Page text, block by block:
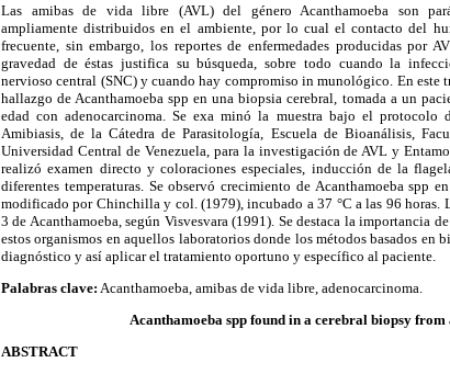
Las amibas de vida libre (AVL) del género Acanthamoeba son
ampliamente distribuidos en el ambiente, por lo cual el contacto del
frecuente, sin embargo, los reportes de enfermedades producidas por
gravedad de éstas justifica su búsqueda, sobre todo cuando la
nervioso central (SNC) y cuando hay compromiso in munológico. En este
hallazgo de Acanthamoeba spp en una biopsia cerebral, tomada a un
edad con adenocarcinoma. Se exa minó la muestra bajo el protocolo
Amibiasis, de la Cátedra de Parasitología, Escuela de Bioanálisis,
Universidad Central de Venezuela, para la investigación de AVL y
realizó examen directo y coloraciones especiales, inducción de la
diferentes temperaturas. Se observó crecimiento de Acanthamoeba spp
modificado por Chinchilla y col. (1979), incubado a 37 °C a las 96
3 de Acanthamoeba, según Visvesvara (1991). Se destaca la
estos organismos en aquellos laboratorios donde los métodos basados
diagnóstico y así aplicar el tratamiento oportuno y específico al paciente.
Palabras clave: Acanthamoeba, amibas de vida libre, adenocarcinoma.
Acanthamoeba spp found in a cerebral biopsy
ABSTRACT